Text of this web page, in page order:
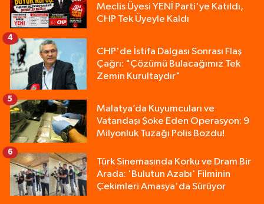
Meclis Üyesi YENİ Parti'ye Katıldı,
CHP Tek Üyeyle Kaldı
CHP'de İstifa Dalgası Sonrası Flaş
Çağrı: "Çözümü Bulacağımız Tek
Zemin Kurultaydır"
4
Malatya’da Kuyumcuları ve
Vatandaşı Şoke Eden Operasyon: 9
Milyonluk Tuzağı Polis Bozdu!
5
Türk Sinemasında Korku ve Dram Bir
Arada: 'Bulutun Azabı' Filminin
Çekimleri Amasya'da Sürüyor
6